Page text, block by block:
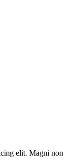
elit. Magni non